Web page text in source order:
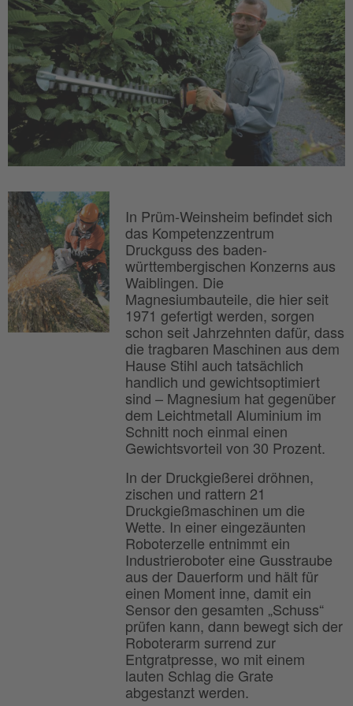
In Prüm-Weinsheim befindet sich
das Kompetenzzentrum
Druckguss des baden-
württembergischen Konzerns aus
Waiblingen. Die
Magnesiumbauteile, die hier seit
1971 gefertigt werden, sorgen
schon seit Jahrzehnten dafür, dass
die tragbaren Maschinen aus dem
Hause Stihl auch tatsächlich
handlich und gewichtsoptimiert
sind – Magnesium hat gegenüber
dem Leichtmetall Aluminium im
Schnitt noch einmal einen
Gewichtsvorteil von 30 Prozent.
In der Druckgießerei dröhnen,
zischen und rattern 21
Druckgießmaschinen um die
Wette. In einer eingezäunten
Roboterzelle entnimmt ein
Industrieroboter eine Gusstraube
aus der Dauerform und hält für
einen Moment inne, damit ein
Sensor den gesamten „Schuss“
prüfen kann, dann bewegt sich der
Roboterarm surrend zur
Entgratpresse, wo mit einem
lauten Schlag die Grate
abgestanzt werden.